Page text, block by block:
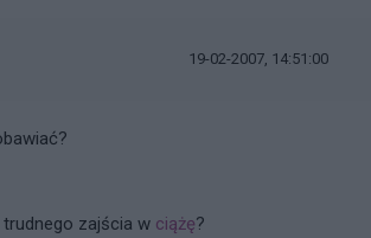
19-02-2007, 14:51:00
zajścia w ciążę?